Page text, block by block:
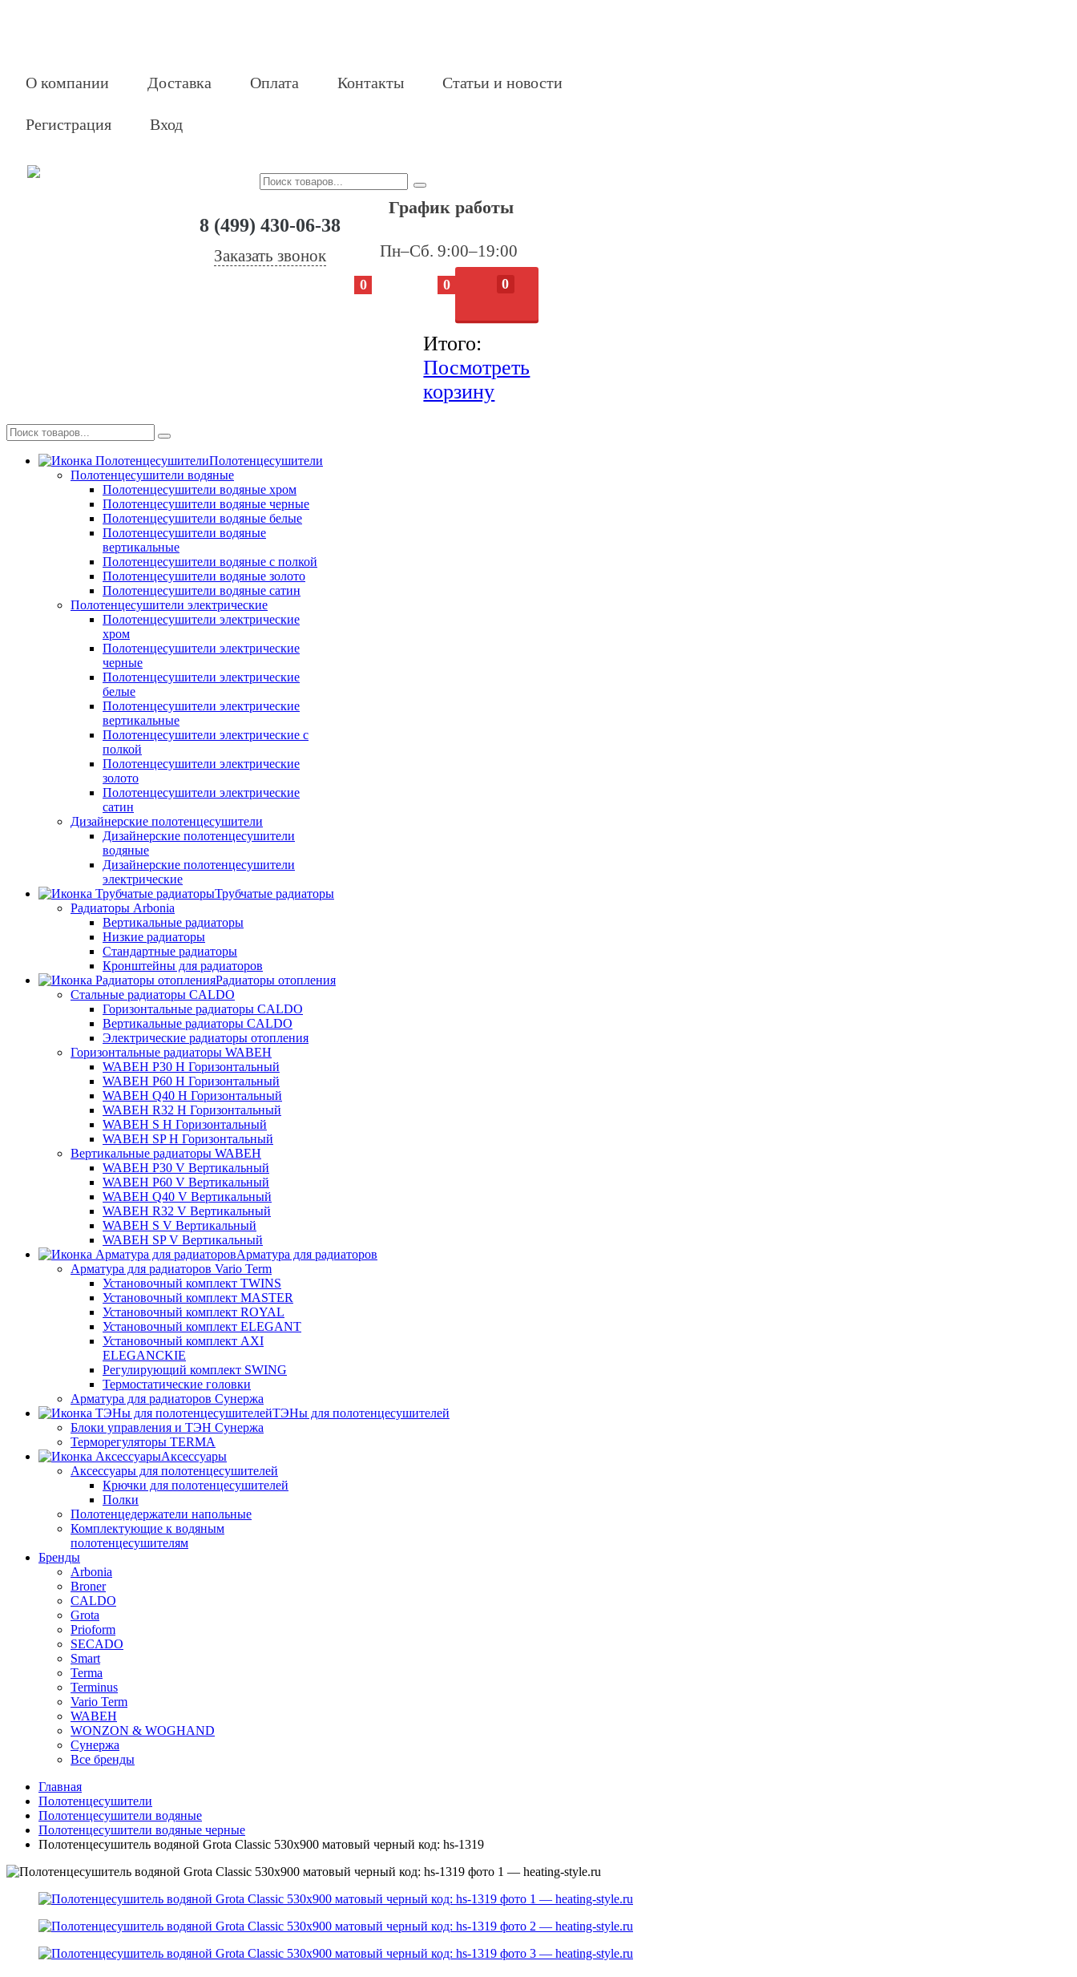
О компании Доставка Оплата Контакты Статьи и новости
Регистрация Вход
8 (499) 430-06-38
Заказать звонок
График работы
Пн–Сб. 9:00–19:00
0
0 0
Итого:
Посмотреть
корзину
Полотенцесушители
Полотенцесушители водяные
Полотенцесушители водяные хром
Полотенцесушители водяные черные
Полотенцесушители водяные белые
Полотенцесушители водяные
вертикальные
Полотенцесушители водяные с полкой
Полотенцесушители водяные золото
Полотенцесушители водяные сатин
Полотенцесушители электрические
Полотенцесушители электрические
хром
Полотенцесушители электрические
черные
Полотенцесушители электрические
белые
Полотенцесушители электрические
вертикальные
Полотенцесушители электрические с
полкой
Полотенцесушители электрические
золото
Полотенцесушители электрические
сатин
Дизайнерские полотенцесушители
Дизайнерские полотенцесушители
водяные
Дизайнерские полотенцесушители
электрические
Трубчатые радиаторы
Радиаторы Arbonia
Вертикальные радиаторы
Низкие радиаторы
Стандартные радиаторы
Кронштейны для радиаторов
Радиаторы отопления
Стальные радиаторы CALDO
Горизонтальные радиаторы CALDO
Вертикальные радиаторы CALDO
Электрические радиаторы отопления
Горизонтальные радиаторы WABEH
WABEH P30 H Горизонтальный
WABEH P60 H Горизонтальный
WABEH Q40 H Горизонтальный
WABEH R32 H Горизонтальный
WABEH S H Горизонтальный
WABEH SP H Горизонтальный
Вертикальные радиаторы WABEH
WABEH P30 V Вертикальный
WABEH P60 V Вертикальный
WABEH Q40 V Вертикальный
WABEH R32 V Вертикальный
WABEH S V Вертикальный
WABEH SP V Вертикальный
Арматура для радиаторов
Арматура для радиаторов Vario Term
Установочный комплект TWINS
Установочный комплект MASTER
Установочный комплект ROYAL
Установочный комплект ELEGANT
Установочный комплект AXI
ELEGANCKIE
Регулирующий комплект SWING
Термостатические головки
Арматура для радиаторов Сунержа
ТЭНы для полотенцесушителей
Блоки управления и ТЭН Сунержа
Терморегуляторы TERMA
Аксессуары
Аксессуары для полотенцесушителей
Крючки для полотенцесушителей
Полки
Полотенцедержатели напольные
Комплектующие к водяным
полотенцесушителям
Бренды
Arbonia
Broner
CALDO
Grota
Prioform
SECADO
Smart
Terma
Terminus
Vario Term
WABEH
WONZON & WOGHAND
Сунержа
Все бренды
Главная
Полотенцесушители
Полотенцесушители водяные
Полотенцесушители водяные черные
Полотенцесушитель водяной Grota Classic 530х900 матовый черный код: hs-1319